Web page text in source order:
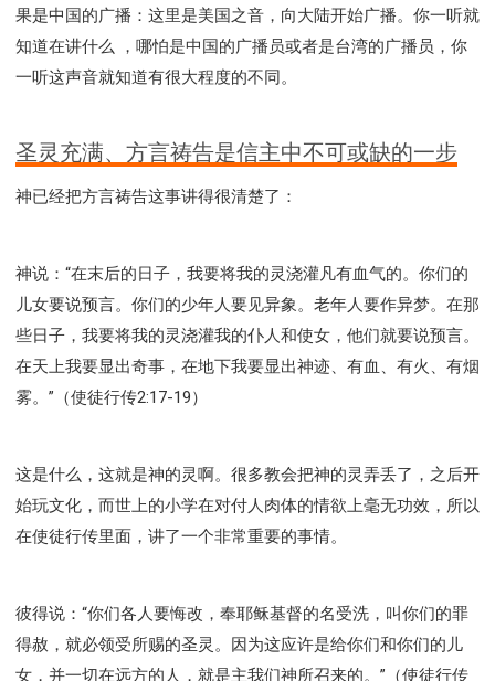
果是中国的广播：这里是美国之音，向大陆开始广播。你一听就
知道在讲什么 ，哪怕是中国的广播员或者是台湾的广播员，你
一听这声音就知道有很大程度的不同。
圣灵充满、方言祷告是信主中不可或缺的一步
神已经把方言祷告这事讲得很清楚了：
神说：“在末后的日子，我要将我的灵浇灌凡有血气的。你们的
儿女要说预言。你们的少年人要见异象。老年人要作异梦。在那
些日子，我要将我的灵浇灌我的仆人和使女，他们就要说预言。
在天上我要显出奇事，在地下我要显出神迹、有血、有火、有烟
雾。”（使徒行传2:17-19）
这是什么，这就是神的灵啊。很多教会把神的灵弄丢了，之后开
始玩文化，而世上的小学在对付人肉体的情欲上毫无功效，所以
在使徒行传里面，讲了一个非常重要的事情。
彼得说：“你们各人要悔改，奉耶稣基督的名受洗，叫你们的罪
得赦，就必领受所赐的圣灵。因为这应许是给你们和你们的儿
女，并一切在远方的人，就是主我们神所召来的。”（使徒行传